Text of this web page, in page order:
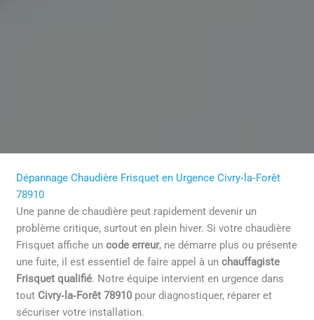
Dépannage Chaudière Frisquet en Urgence Civry‑la‑Forêt
78910
Une panne de chaudière peut rapidement devenir un
problème critique, surtout en plein hiver. Si votre chaudière
Frisquet affiche uncode erreur, ne démarre plus ou présente
une fuite, il est essentiel de faire appel à unchauffagiste
Frisquet qualifié. Notre équipe intervient en urgence dans
tout Civry‑la‑Forêt 78910 pour diagnostiquer, réparer et
sécuriser votre installation.